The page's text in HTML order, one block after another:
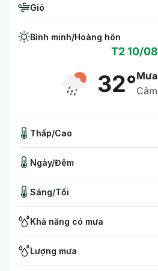
Gió
Bình minh/Hoàng hôn
T2 10/08
32°
Thấp/Cao
Ngày/Đêm
Sáng/Tối
Khả năng có mưa
Lượng mưa